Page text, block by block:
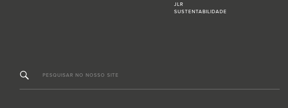
JLR
SUSTENTABILIDADE
PESQUISAR NO NOSSO SITE